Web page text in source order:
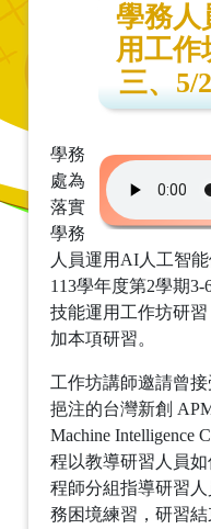
學務人
用工作
三、5/
學務
處為
落實
學務
人員運用AI人工智
113學年度第2學期
技能運用工作坊研
加本項研習。
工作坊講師邀請曾
挹注的台灣新創
Machine Intelligence
程以教導研習人員
程師分組指導研習
務困境練習，研習